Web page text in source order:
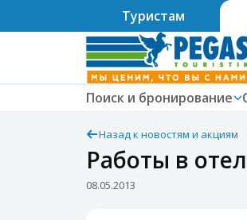
Туристам
Поиск и бронирование
Назад к новостям и акциям
Работы в
08.05.2013